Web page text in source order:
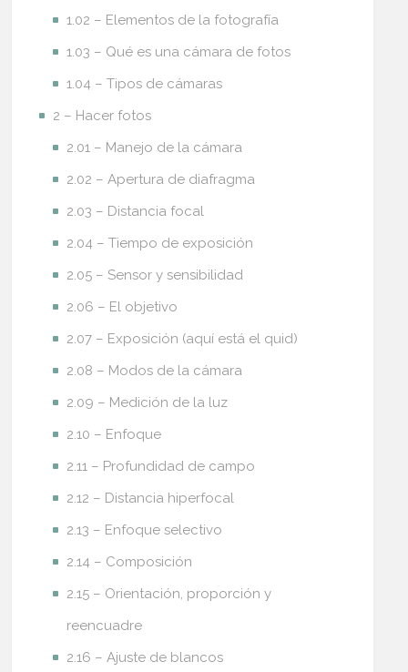
1.02 – Elementos de la fotografía
1.03 – Qué es una cámara de fotos
1.04 – Tipos de cámaras
2 – Hacer fotos
2.01 – Manejo de la cámara
2.02 – Apertura de diafragma
2.03 – Distancia focal
2.04 – Tiempo de exposición
2.05 – Sensor y sensibilidad
2.06 – El objetivo
2.07 – Exposición (aquí está el quid)
2.08 – Modos de la cámara
2.09 – Medición de la luz
2.10 – Enfoque
2.11 – Profundidad de campo
2.12 – Distancia hiperfocal
2.13 – Enfoque selectivo
2.14 – Composición
2.15 – Orientación, proporción y
reencuadre
2.16 – Ajuste de blancos